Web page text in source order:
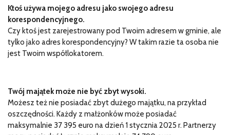
Ktoś używa mojego adresu jako swojego adresu
korespondencyjnego.
Czy ktoś jest zarejestrowany pod Twoim adresem w gminie, ale
tylko jako adres korespondencyjny? W takim razie ta osoba nie
jest Twoim współlokatorem.
Twój majątek może nie być zbyt wysoki.
Możesz też nie posiadać zbyt dużego majątku, na przykład
oszczędności. Każdy z małżonków może posiadać
maksymalnie 37 395 euro na dzień 1 stycznia 2025 r. Partnerzy